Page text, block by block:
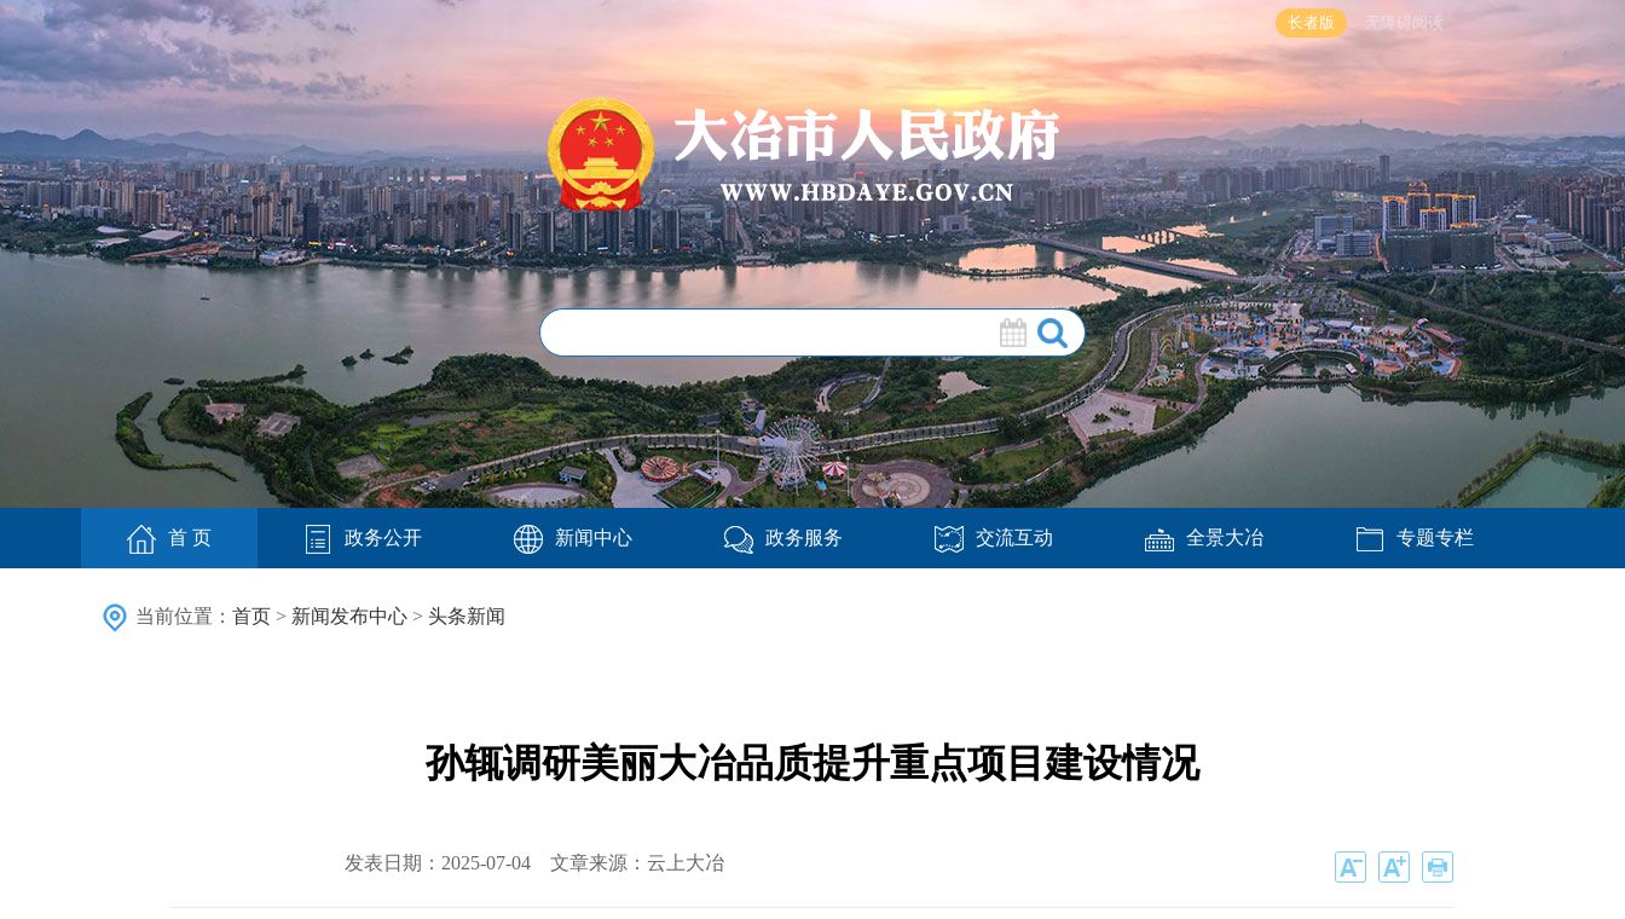
长者版 无障碍阅读
首 页 政务公开 新闻中心 政务服务 交流互动 全景大冶 专题专栏
当前位置： 首页 > 新闻发布中心 > 头条新闻
孙辄调研美丽大冶品质提升重点项目建设情况
发表日期：2025-07-04 文章来源：云上大冶